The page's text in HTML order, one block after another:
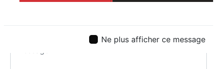
Ne plus afficher ce message